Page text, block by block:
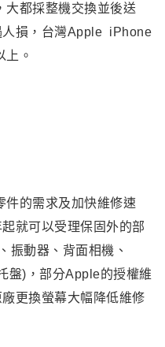
大都採整機交換並後送
人損，台灣Apple iPhone
上。
件的需求及加快維修速
就可以受理保固外的部
振動器、背面相機、
盤)，部分Apple的授權維
更換螢幕大幅降低維修